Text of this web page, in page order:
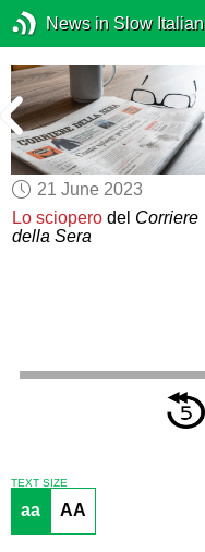
News in Slow Italian
21 June 2023
Lo sciopero del Corriere
della Sera
TEXT SIZE
aa AA